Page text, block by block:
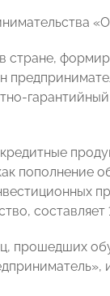
стране,
пополнение
составляет
прошедших